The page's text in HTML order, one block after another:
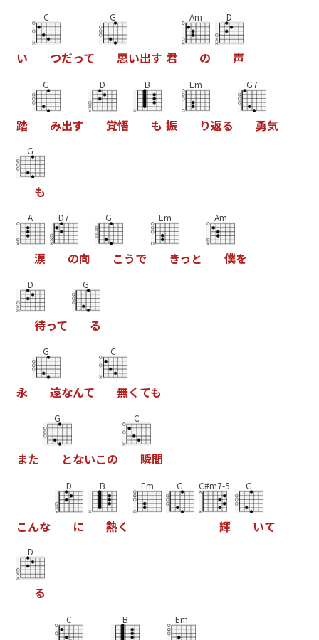
い
C
つだって
G
思い出す 君
Am
の
D
声
踏
G
み出す
D
覚悟
B
も 振
Em
り返る
G7
勇気
G
も
A
涙
D7
の向
G
こ うで
Em
きっ と
Am
僕を
D
待って
G
る
永
G
遠なんて
C
無く ても
また
G
とないこの
C
瞬間
こんな
D
に
B
熱く
Em G C#m7-5
輝
G
いて
D
る
C B Em